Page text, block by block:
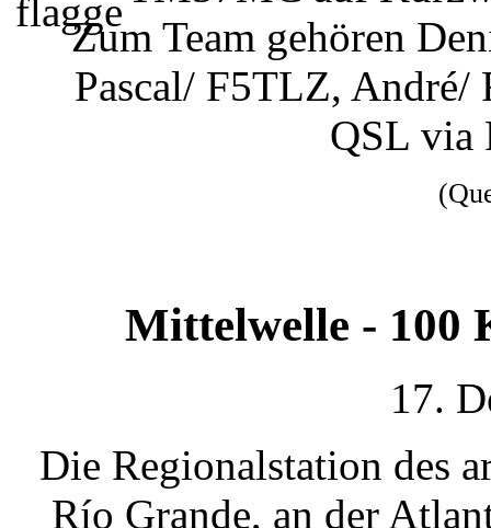
Zum Team gehören
Pascal/ F5TLZ,
QSL via
Mittelwelle - 100
17.
Die Regionalstation des
Río Grande, an der